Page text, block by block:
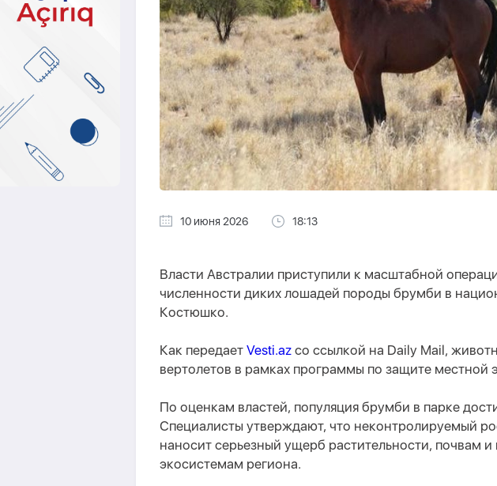
10 июня 2026 18:13
Власти Австралии приступили к масштабной
численности диких лошадей породы брумби в
Костюшко.
Как передает Vesti.az со ссылкой на Daily Mail,
вертолетов в рамках программы по защите местной
По оценкам властей, популяция брумби в парке
Специалисты утверждают, что неконтролируемый
наносит серьезный ущерб растительности, почвам
экосистемам региона.